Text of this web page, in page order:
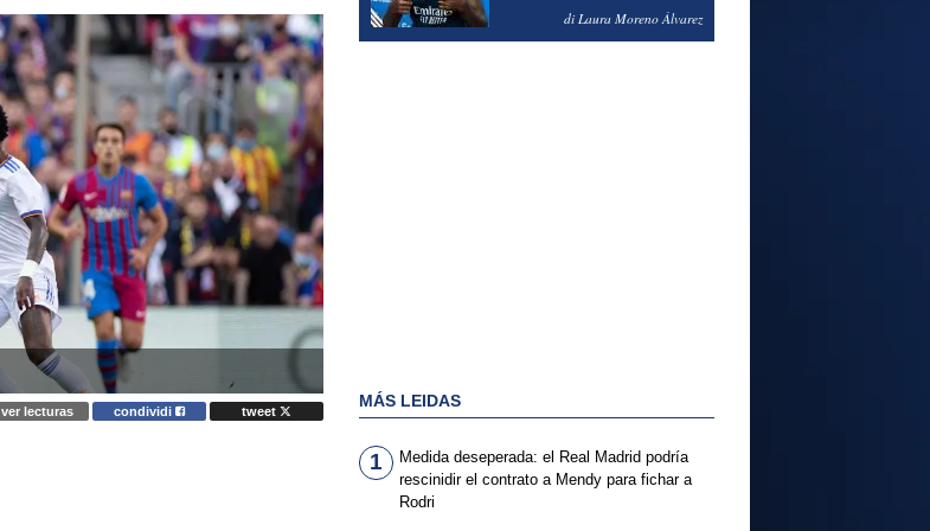
ver lecturas condividi tweet
di Laura Moreno Álvarez
MÁS LEIDAS
1
Medida deseperada: el Real Madrid podría
rescinidir el contrato a Mendy para fichar a
Rodri